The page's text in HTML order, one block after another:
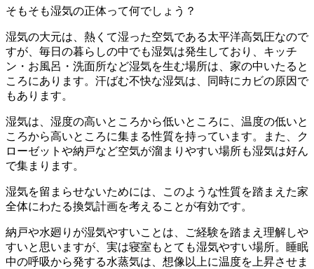
そもそも湿気の正体って何でしょう？
湿気の大元は、熱くて湿った空気である太平洋高気圧なので
すが、毎日の暮らしの中でも湿気は発生しており、キッチ
ン・お風呂・洗面所など湿気を生む場所は、家の中いたると
ころにあります。汗ばむ不快な湿気は、同時にカビの原因で
もあります。
湿気は、湿度の高いところから低いところに、温度の低いと
ころから高いところに集まる性質を持っています。また、ク
ローゼットや納戸など空気が溜まりやすい場所も湿気は好ん
で集まります。
湿気を留まらせないためには、このような性質を踏まえた家
全体にわたる換気計画を考えることが有効です。
納戸や水廻りが湿気やすいことは、ご経験を踏まえ理解しや
すいと思いますが、実は寝室もとても湿気やすい場所。睡眠
中の呼吸から発する水蒸気は、想像以上に温度を上昇させま